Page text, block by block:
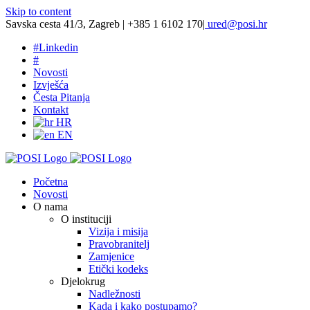
Skip to content
Savska cesta 41/3, Zagreb | +385 1 6102 170| ured@posi.hr
#Linkedin
#
Novosti
Izvješća
Česta Pitanja
Kontakt
HR
EN
Početna
Novosti
O nama
O instituciji
Vizija i misija
Pravobranitelj
Zamjenice
Etički kodeks
Djelokrug
Nadležnosti
Kada i kako postupamo?